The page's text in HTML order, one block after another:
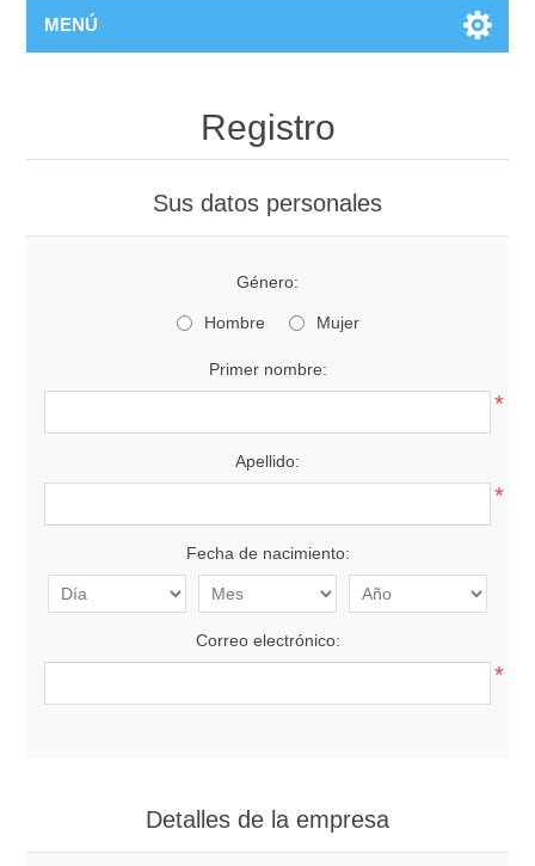
MENÚ
Registro
Sus datos personales
Género:
Hombre Mujer
Primer nombre:
*
Apellido:
*
Fecha de nacimiento:
Correo electrónico:
*
Detalles de la empresa